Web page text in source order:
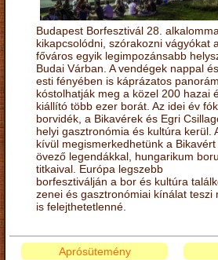
Budapest Borfesztivál 28.
kikapcsolódni, szórakozni vágyókat a
főváros egyik legimpozánsabb
Budai Várban. A vendégek nappal és
esti fényében is káprázatos
kóstolhatják meg a közel 200 hazai
kiállító több ezer borát. Az idei év
borvidék, a Bikavérek és Egri
helyi gasztronómia és kultúra kerül.
kívül megismerkedhetünk a Bikavért
övező legendákkal, hungarikum
titkaival. Európa legszebb
borfesztiválján a bor és kultúra
zenei és gasztronómiai kínálat teszi
is felejthetetlenné.
Aprósütemény